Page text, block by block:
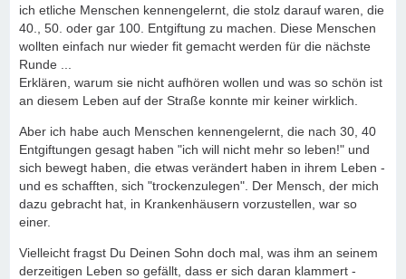
ich etliche Menschen kennengelernt, die stolz darauf waren, die
40., 50. oder gar 100. Entgiftung zu machen. Diese Menschen
wollten einfach nur wieder fit gemacht werden für die nächste
Runde ...
Erklären, warum sie nicht aufhören wollen und was so schön ist
an diesem Leben auf der Straße konnte mir keiner wirklich.
Aber ich habe auch Menschen kennengelernt, die nach 30, 40
Entgiftungen gesagt haben "ich will nicht mehr so leben!" und
sich bewegt haben, die etwas verändert haben in ihrem Leben -
und es schafften, sich "trockenzulegen". Der Mensch, der mich
dazu gebracht hat, in Krankenhäusern vorzustellen, war so
einer.
Vielleicht fragst Du Deinen Sohn doch mal, was ihm an seinem
derzeitigen Leben so gefällt, dass er sich daran klammert -